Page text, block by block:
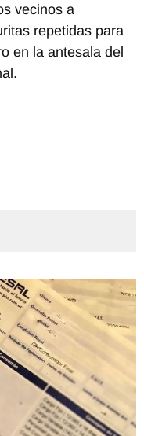
vecinos a
repetidas para
en la antesala del